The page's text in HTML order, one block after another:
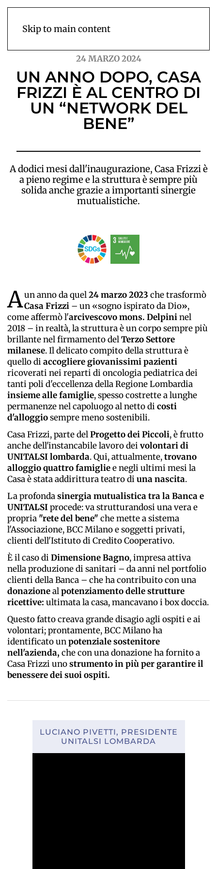
Skip to main content
24 MARZO 2024
UN ANNO DOPO, CASA
FRIZZI È AL CENTRO DI
UN “NETWORK DEL
BENE”
A dodici mesi dall'inaugurazione, Casa Frizzi è
a pieno regime e la struttura è sempre più
solida anche grazie a importanti sinergie
mutualistiche.
Aun anno da quel24 marzo 2023 che trasformò
Casa Frizzi – un «sogno ispirato da Dio»,
come affermò l'arcivescovo mons. Delpininel
2018 – in realtà, la struttura è un corpo sempre più
brillante nel firmamento delTerzo Settore
milanese. Il delicato compito della struttura è
quello di accogliere giovanissimi pazienti
ricoverati nei reparti di oncologia pediatrica dei
tanti poli d'eccellenza della Regione Lombardia
insieme alle famiglie, spesso costrette a lunghe
permanenze nel capoluogo al netto di costi
d'alloggiosempre meno sostenibili.
Casa Frizzi, parte delProgetto dei Piccoli, è frutto
anche dell'instancabile lavoro dei volontari di
UNITALSIlombarda. Qui, attualmente,trovano
alloggio quattro famigliee negli ultimi mesi la
Casa è stata addirittura teatro di una nascita.
La profondasinergia mutualistica tra la Banca e
UNITALSIprocede: va strutturandosi una vera e
propria "rete del bene" che mette a sistema
l'Associazione, BCC Milano e soggetti privati,
clienti dell'Istituto di Credito Cooperativo.
È il caso di Dimensione Bagno, impresa attiva
nella produzione di sanitari – da anni nel portfolio
clienti della Banca – che ha contribuito con una
donazionealpotenziamento delle strutture
ricettive: ultimata la casa, mancavano i box doccia.
Questo fatto creava grande disagio agli ospiti e ai
volontari; prontamente, BCC Milano ha
identificato unpotenziale sostenitore
nell'azienda, che con una donazione ha fornito a
Casa Frizzi unostrumento in più per garantire il
benessere dei suoi ospiti.
LUCIANO PIVETTI, PRESIDENTE
UNITALSI LOMBARDA